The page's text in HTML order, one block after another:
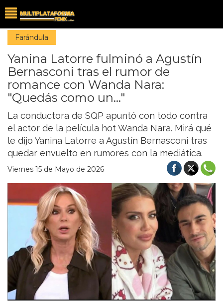
Farándula
Yanina Latorre fulminó a Agustín
Bernasconi tras el rumor de
romance con Wanda Nara:
"Quedás como un..."
La conductora de SQP apuntó con todo contra
el actor de la película hot Wanda Nara. Mirá qué
le dijo Yanina Latorre a Agustín Bernasconi tras
quedar envuelto en rumores con la mediática.
Viernes 15 de Mayo de 2026